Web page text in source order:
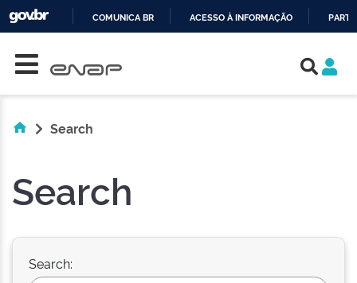
COMUNICA BR ACESSO À INFORMAÇÃO
Search
Search
Search: